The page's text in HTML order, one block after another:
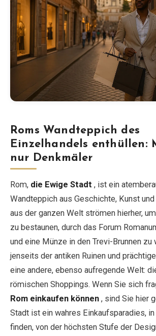
Alle Souvenirs
Posters
T-Shirts
Fridge Magnets
Über uns
EN DE ES FR
Roms Wandteppich des
Einzelhandels enthüllen:
nur Denkmäler
Rom, die Ewige Stadt , ist ein
Wandteppich aus Geschichte, Kunst
aus der ganzen Welt strömen hierher,
zu bestaunen, durch das Forum
und eine Münze in den Trevi-Brunnen zu
jenseits der antiken Ruinen und
eine andere, ebenso aufregende Welt:
römischen Shoppings. Wenn Sie sich
Rom einkaufen können , sind Sie hier
Stadt ist ein wahres Einkaufsparadies,
finden, von der höchsten Stufe der